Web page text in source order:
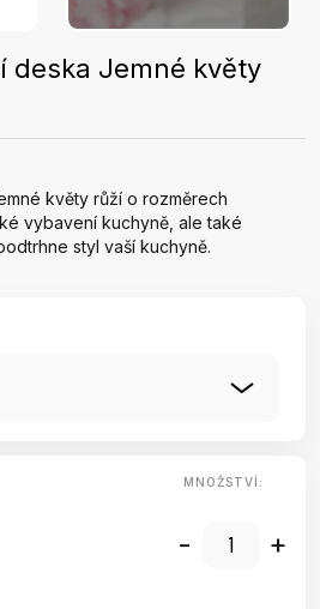
deska Jemné květy
květy růží o rozměrech
vybavení kuchyně, ale také
styl vaší kuchyně.
MNOŽSTVÍ:
- +